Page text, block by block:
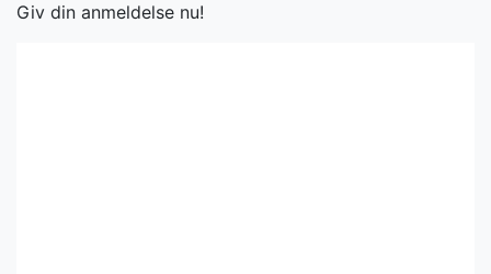
Giv din anmeldelse nu!